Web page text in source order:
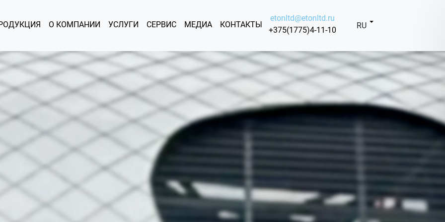
О КОМПАНИИ УСЛУГИ СЕРВИС МЕДИА КОНТАКТЫ
etonltd@etonltd.ru
+375(1775)4-11-10
RU